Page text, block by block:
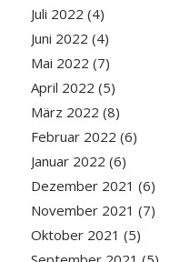
Juli 2022 (4)
Juni 2022 (4)
Mai 2022 (7)
April 2022 (5)
März 2022 (8)
Februar 2022 (6)
Januar 2022 (6)
Dezember 2021 (6)
November 2021 (7)
Oktober 2021 (5)